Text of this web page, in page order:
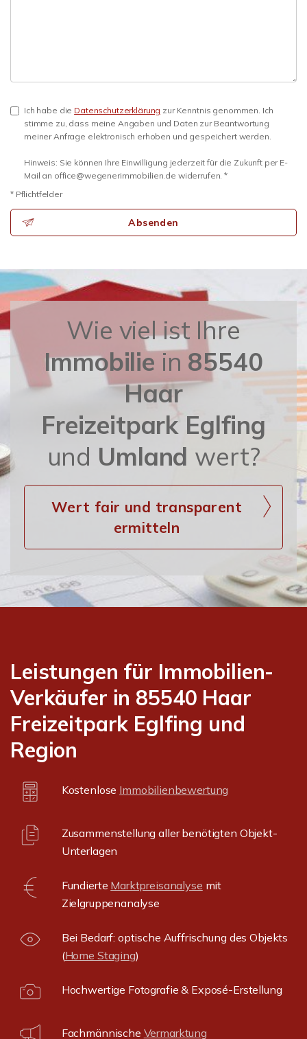
Ich habe die Datenschutzerklärung zur Kenntnis genommen. Ich
stimme zu, dass meine Angaben und Daten zur Beantwortung
meiner Anfrage elektronisch erhoben und gespeichert werden.
Hinweis: Sie können Ihre Einwilligung jederzeit für die Zukunft per E-
Mail an office@wegenerimmobilien.de widerrufen. *
* Pflichtfelder
Absenden
Wie viel ist Ihre
Immobiliein 85540
Haar
Freizeitpark Eglfing
und Umland wert?
Wert fair und transparent
ermitteln
Leistungen für Immobilien-
Verkäufer in 85540 Haar
Freizeitpark Eglfing und
Region
Kostenlose Immobilienbewertung
Zusammenstellung aller benötigten Objekt-
Unterlagen
Fundierte Marktpreisanalyse mit
Zielgruppenanalyse
Bei Bedarf: optische Auffrischung des Objekts
(Home Staging)
Hochwertige Fotografie & Exposé-Erstellung
Fachmännische Vermarktung